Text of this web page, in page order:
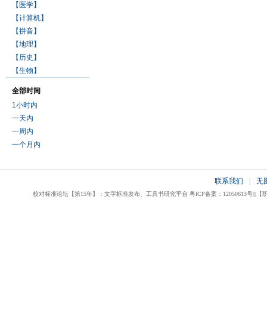
【医学】
【计算机】
【拼音】
【地理】
【历史】
【生物】
全部时间
1小时内
一天内
一周内
一个月内
联系我们 无
校对标准论坛【第15年】：文字标准发布、工具书研究平台 粤ICP备案：12050613号|||【